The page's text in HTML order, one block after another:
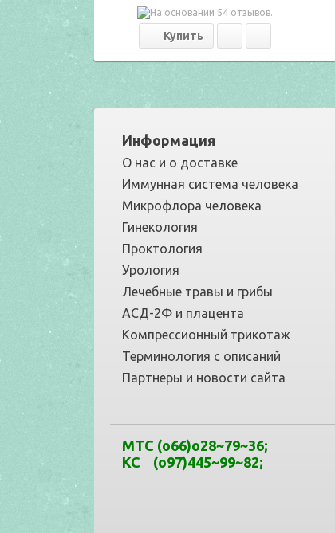
Информация
О нас и о доставке
Иммунная система человека
Микрофлора человека
Гинекология
Проктология
Урология
Лечебные травы и грибы
АСД-2Ф и плацента
Компрессионный трикотаж
Терминология с описаний
Партнеры и новости сайта
МТС (o66)o28~79~36;
КС (o97)445~99~82;